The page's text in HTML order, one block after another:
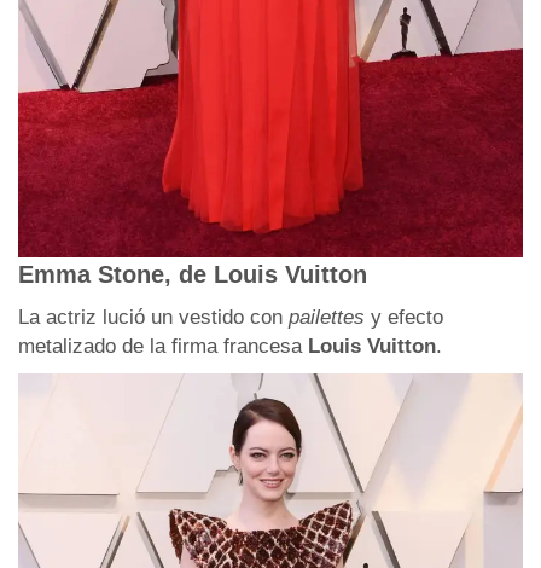
Emma Stone, de Louis Vuitton
La actriz lució un vestido con pailettes y efecto
metalizado de la firma francesa Louis Vuitton.